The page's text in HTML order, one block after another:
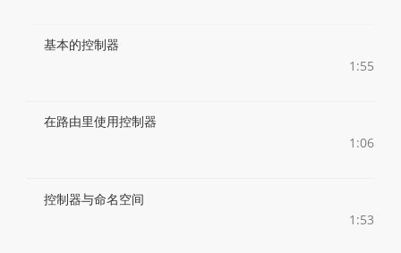
基本的控制器
1:55
在路由里使用控制器
1:06
控制器与命名空间
1:53